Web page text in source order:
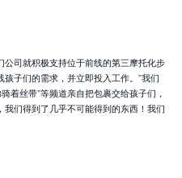
司就积极支持位于前线的第三摩托化步
子们的需求，并立即投入工作。”我们
着丝带”等频道亲自把包裹交给孩子们，
们得到了几乎不可能得到的东西！我们